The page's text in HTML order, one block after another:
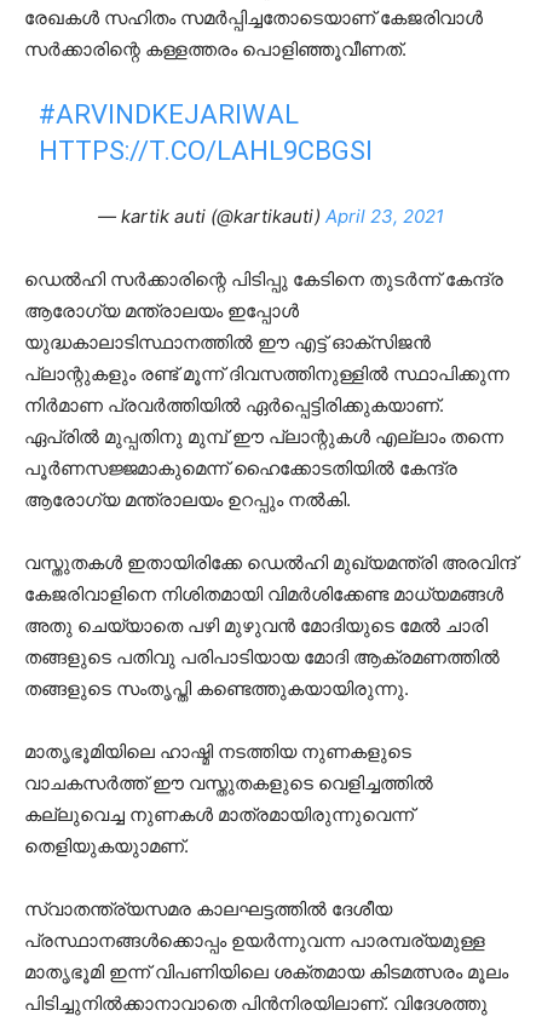
രേഖകള്‍ സഹിതം സമര്‍പ്പിച്ചതോടെയാണ് കേജരിവാള്‍
സര്‍ക്കാരിന്റെ കള്ളത്തരം പൊളിഞ്ഞൂവീണത്.
#ARVINDKEJARIWAL
HTTPS://T.CO/LAHL9CBGSI
— kartik auti (@kartikauti) April 23, 2021
ഡെല്‍ഹി സര്‍ക്കാരിന്റെ പിടിപ്പു കേടിനെ തുടര്‍ന്ന് കേന്ദ്ര
ആരോഗ്യ മന്ത്രാലയം ഇപ്പോള്‍
യുദ്ധകാലാടിസ്ഥാനത്തില്‍ ഈ എട്ട് ഓക്‌സിജന്‍
പ്ലാന്റുകളും രണ്ട് മൂന്ന് ദിവസത്തിനുള്ളില്‍ സ്ഥാപിക്കുന്ന
നിര്‍മാണ പ്രവര്‍ത്തിയില്‍ ഏര്‍പ്പെട്ടിരിക്കുകയാണ്.
ഏപ്രില്‍ മുപ്പതിനു മുമ്പ് ഈ പ്ലാന്റുകള്‍ എല്ലാം തന്നെ
പൂര്‍ണസജ്ജമാകുമെന്ന് ഹൈക്കോടതിയില്‍ കേന്ദ്ര
ആരോഗ്യ മന്ത്രാലയം ഉറപ്പും നല്‍കി.
വസ്തുതകള്‍ ഇതായിരിക്കേ ഡെല്‍ഹി മുഖ്യമന്ത്രി അരവിന്ദ്
കേജരിവാളിനെ നിശിതമായി വിമര്‍ശിക്കേണ്ട മാധ്യമങ്ങള്‍
അതു ചെയ്യാതെ പഴി മുഴുവന്‍ മോദിയുടെ മേല്‍ ചാരി
തങ്ങളുടെ പതിവു പരിപാടിയായ മോദി ആക്രമണത്തില്‍
തങ്ങളുടെ സംതൃപ്തി കണ്ടെത്തുകയായിരുന്നു.
മാതൃഭൂമിയിലെ ഹാഷ്മി നടത്തിയ നുണകളുടെ
വാചകസര്‍ത്ത് ഈ വസ്തുതകളുടെ വെളിച്ചത്തില്‍
കല്ലുവെച്ച നുണകള്‍ മാത്രമായിരുന്നുവെന്ന്
തെളിയുകയുാമണ്.
സ്വാതന്ത്ര്യസമര കാലഘട്ടത്തില്‍ ദേശീയ
പ്രസ്ഥാനങ്ങള്‍ക്കൊപ്പം ഉയര്‍ന്നുവന്ന പാരമ്പര്യമുള്ള
മാതൃഭൂമി ഇന്ന് വിപണിയിലെ ശക്തമായ കിടമത്സരം മൂലം
പിടിച്ചുനില്‍ക്കാനാവാതെ പിന്‍നിരയിലാണ്. വിദേശത്തു